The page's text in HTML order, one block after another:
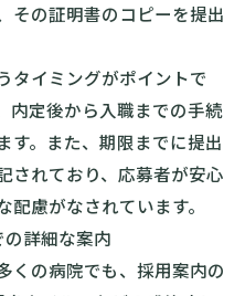
その証明書のコピーを提出
タイミングがポイントで
内定後から入職までの手続
す。また、期限までに提出
されており、応募者が安心
慮がなされています。
詳細な案内
くの病院でも、採用案内の